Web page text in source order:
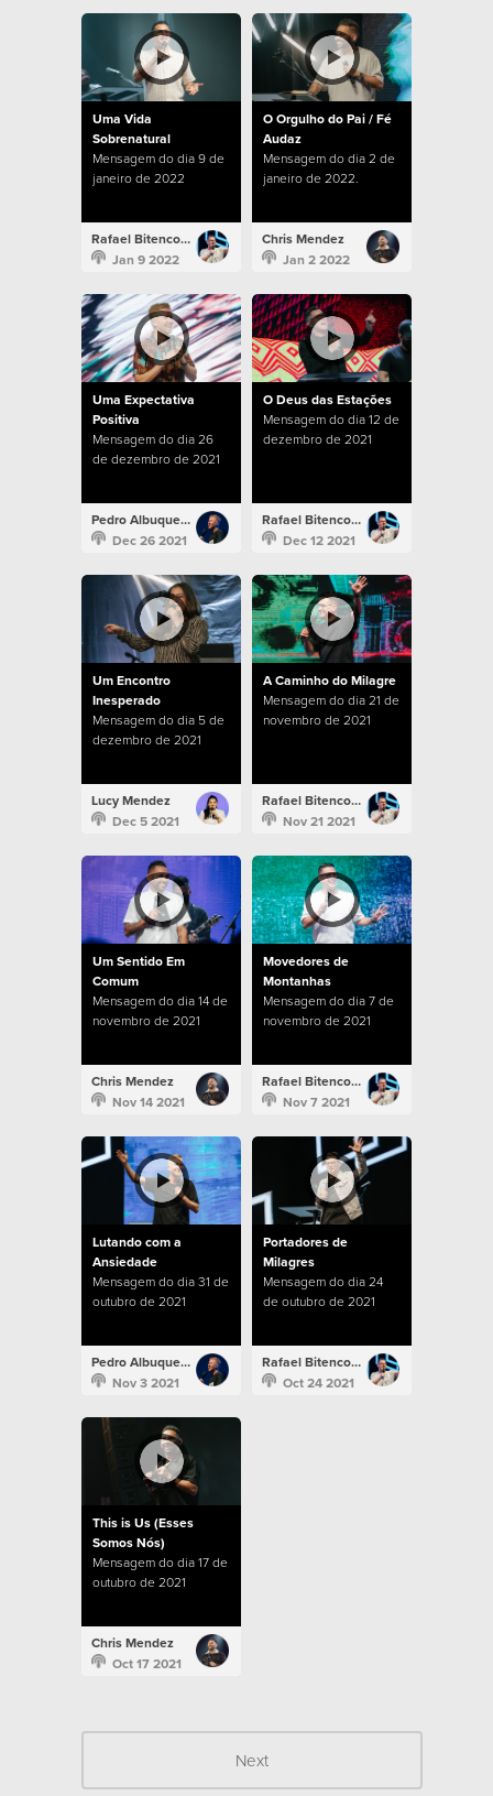
Uma Vida
Sobrenatural
Mensagem do dia 9 de
janeiro de 2022
Rafael Bitencourt
Jan 9 2022
O Orgulho do Pai / Fé
Audaz
Mensagem do dia 2 de
janeiro de 2022.
Chris Mendez
Jan 2 2022
Uma Expectativa
Positiva
Mensagem do dia 26
de dezembro de 2021
Pedro Albuquerque
Dec 26 2021
O Deus das Estações
Mensagem do dia 12 de
dezembro de 2021
Rafael Bitencourt
Dec 12 2021
Um Encontro
Inesperado
Mensagem do dia 5 de
dezembro de 2021
Lucy Mendez
Dec 5 2021
A Caminho do Milagre
Mensagem do dia 21 de
novembro de 2021
Rafael Bitencourt
Nov 21 2021
Um Sentido Em
Comum
Mensagem do dia 14 de
novembro de 2021
Chris Mendez
Nov 14 2021
Movedores de
Montanhas
Mensagem do dia 7 de
novembro de 2021
Rafael Bitencourt
Nov 7 2021
Lutando com a
Ansiedade
Mensagem do dia 31 de
outubro de 2021
Pedro Albuquerque
Nov 3 2021
Portadores de
Milagres
Mensagem do dia 24
de outubro de 2021
Rafael Bitencourt
Oct 24 2021
This is Us (Esses
Somos Nós)
Mensagem do dia 17 de
outubro de 2021
Chris Mendez
Oct 17 2021
Next